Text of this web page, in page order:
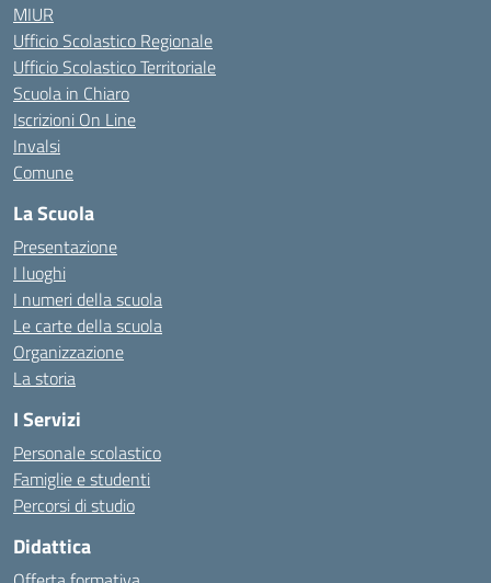
MIUR
Ufficio Scolastico Regionale
Ufficio Scolastico Territoriale
Scuola in Chiaro
Iscrizioni On Line
Invalsi
Comune
La Scuola
Presentazione
I luoghi
I numeri della scuola
Le carte della scuola
Organizzazione
La storia
I Servizi
Personale scolastico
Famiglie e studenti
Percorsi di studio
Didattica